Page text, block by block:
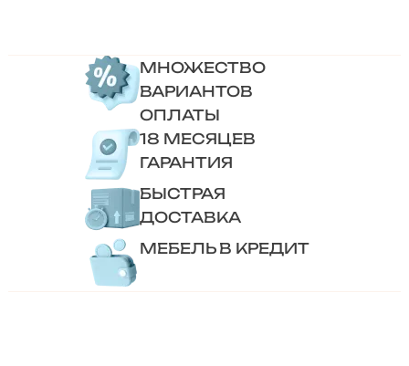
МНОЖЕСТВО
ВАРИАНТОВ
ОПЛАТЫ
18 МЕСЯЦЕВ
ГАРАНТИЯ
БЫСТРАЯ
ДОСТАВКА
МЕБЕЛЬ В КРЕДИТ